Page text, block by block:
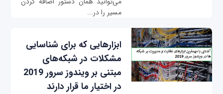
مسیر را در...
ابزارهایی که برای شناسایی
مشکلات در شبکه‌های
مبتنی بر ویندوز سرور 2019
در اختیار ما قرار دارند